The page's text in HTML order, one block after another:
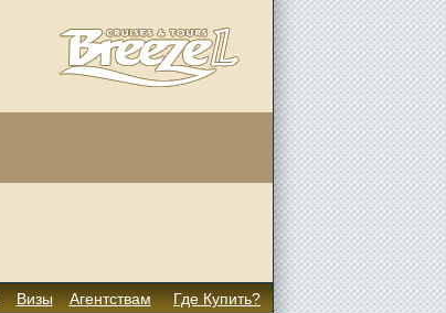
Визы Агентствам Где Купить?